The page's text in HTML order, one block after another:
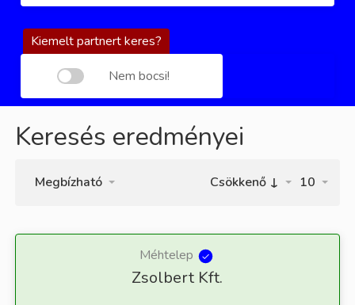
Kiemelt partnert keres?
Nem bocsi!
Keresés eredményei
10
Megbízható Csökkenő ↓
Méhtelep
Zsolbert Kft.